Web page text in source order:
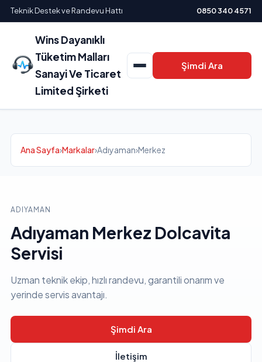
Teknik Destek ve Randevu Hattı 0850 340 4571
Wins Dayanıklı
Tüketim Malları
Sanayi Ve Ticaret
Limited Şirketi
Şimdi Ara
Ana Sayfa›Markalar›Adıyaman›Merkez
ADIYAMAN
Adıyaman Merkez Dolcavita
Servisi
Uzman teknik ekip, hızlı randevu, garantili onarım ve
yerinde servis avantajı.
Şimdi Ara
İletişim